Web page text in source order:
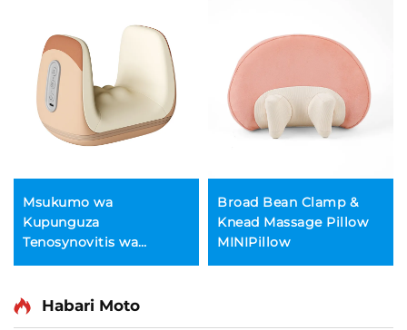
Msukumo wa
Kupunguza
Tenosynovitis wa
Mikono
Broad Bean Clamp &
Knead Massage Pillow
MINIPillow
Habari Moto